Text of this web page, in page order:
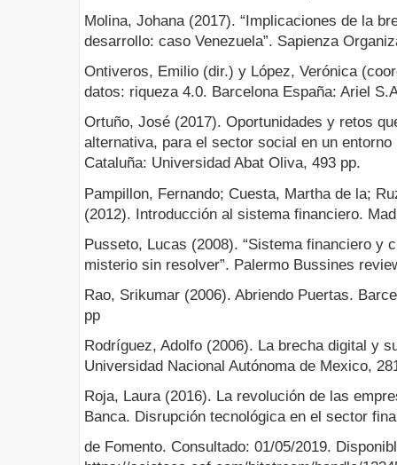
Molina, Johana (2017). “Implicaciones de la
desarrollo: caso Venezuela”. Sapienza
Ontiveros, Emilio (dir.) y López, Verónica
datos: riqueza 4.0. Barcelona España: Ariel
Ortuño, José (2017). Oportunidades y retos
alternativa, para el sector social en un
Cataluña: Universidad Abat Oliva, 493 pp.
Pampillon, Fernando; Cuesta, Martha de la;
(2012). Introducción al sistema financiero.
Pusseto, Lucas (2008). “Sistema financiero y
misterio sin resolver”. Palermo Bussines
Rao, Srikumar (2006). Abriendo Puertas.
pp
Rodríguez, Adolfo (2006). La brecha digital y
Universidad Nacional Autónoma de Mexico,
Roja, Laura (2016). La revolución de las
Banca. Disrupción tecnológica en el sector
de Fomento. Consultado: 01/05/2019.